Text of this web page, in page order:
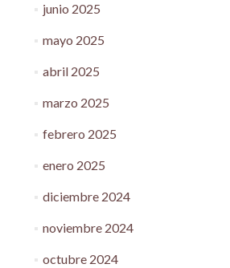
junio 2025
mayo 2025
abril 2025
marzo 2025
febrero 2025
enero 2025
diciembre 2024
noviembre 2024
octubre 2024